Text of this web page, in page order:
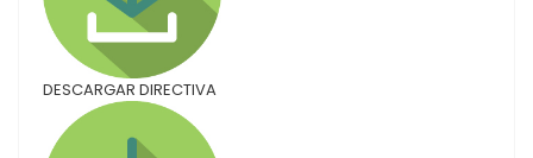
DESCARGAR DIRECTIVA